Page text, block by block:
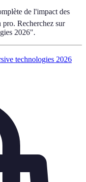
de l'impact des
Recherchez sur
2026".
technologies 2026